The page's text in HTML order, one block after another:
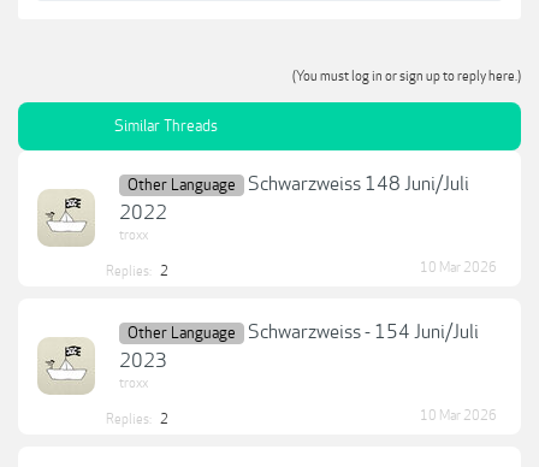
(You must log in or sign up to reply here.)
Similar Threads
Other Language
Schwarzweiss 148 Juni/Juli
2022
troxx
Replies: 2 10 Mar 2026
Other Language
Schwarzweiss - 154 Juni/Juli
2023
troxx
Replies: 2 10 Mar 2026